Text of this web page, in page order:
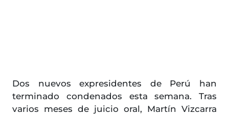
Dos nuevos expresidentes de Perú han
terminado condenados esta semana. Tras
varios meses de juicio oral, Martín Vizcarra